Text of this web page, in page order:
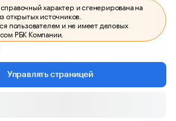
характер и сгенерирована на
открытых источников.
пользователем и не имеет деловых
РБК Компании.
Управлять страницей